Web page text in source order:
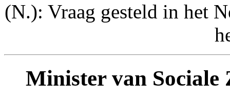
(N.): Vraag gesteld in het
Minister van Sociale